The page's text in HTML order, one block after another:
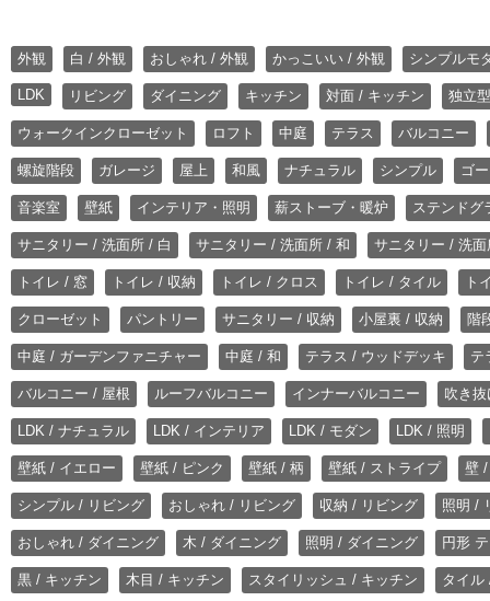
外観 白 / 外観 おしゃれ / 外観 かっこいい / 外観 シンプルモ
LDK リビング ダイニング キッチン 対面 / キッチン 独立
ウォークインクローゼット ロフト 中庭 テラス バルコニー
螺旋階段 ガレージ 屋上 和風 ナチュラル シンプル ゴ
音楽室 壁紙 インテリア・照明 薪ストーブ・暖炉 ステンドグ
サニタリー / 洗面所 / 白 サニタリー / 洗面所 / 和 サニタリー / 洗
トイレ / 窓 トイレ / 収納 トイレ / クロス トイレ / タイル ト
クローゼット パントリー サニタリー / 収納 小屋裏 / 収納 階
中庭 / ガーデンファニチャー 中庭 / 和 テラス / ウッドデッキ テ
バルコニー / 屋根 ルーフバルコニー インナーバルコニー 吹き
LDK / ナチュラル LDK / インテリア LDK / モダン LDK / 照明
壁紙 / イエロー 壁紙 / ピンク 壁紙 / 柄 壁紙 / ストライプ 壁
シンプル / リビング おしゃれ / リビング 収納 / リビング 照明 /
おしゃれ / ダイニング 木 / ダイニング 照明 / ダイニング 円形
黒 / キッチン 木目 / キッチン スタイリッシュ / キッチン タイル